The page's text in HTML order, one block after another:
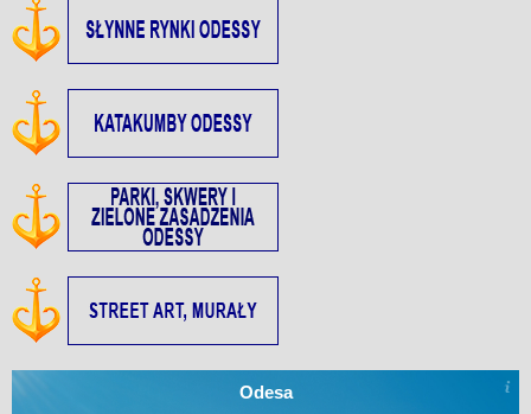
Odesa